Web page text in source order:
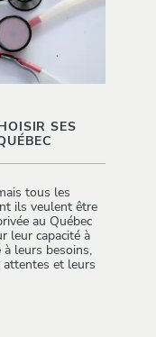
SES
tous les
ils veulent être
au Québec
leur capacité à
leurs besoins,
et leurs